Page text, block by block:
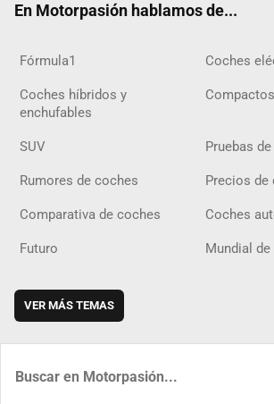
En Motorpasión hablamos de...
Fórmula1 Coches
Coches híbridos y
enchufables
Compactos
SUV Pruebas
Rumores de coches Precios de
Comparativa de coches Coches
Futuro Mundial de
VER MÁS TEMAS